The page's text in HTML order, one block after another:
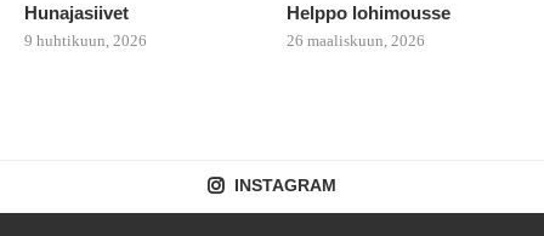
Hunajasiivet
9 huhtikuun, 2026
Helppo lohimousse
26 maaliskuun, 2026
INSTAGRAM